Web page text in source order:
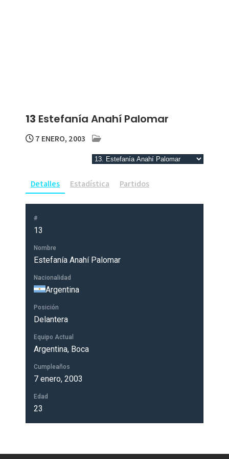
13 Estefanía Anahí Palomar
7 ENERO, 2003
Detalles Estadística Partidos
#
13
Nombre
Estefanía Anahí Palomar
Nacionalidad
Argentina
Posición
Delantera
Equipo Actual
Argentina, Boca
Cumpleaños
7 enero, 2003
Edad
23